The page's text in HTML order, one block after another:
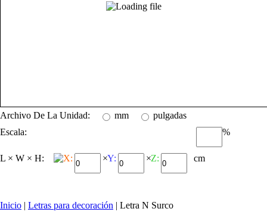
Archivo De La Unidad: mm
pulgadas
Escala:
%
L × W × H: X: ×Y: ×Z: cm
Inicio | Letras para decoración | Letra N Surco